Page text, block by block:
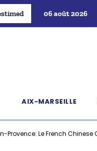
06 août 2026
AIX-MARSEILLE
Provence: Le French